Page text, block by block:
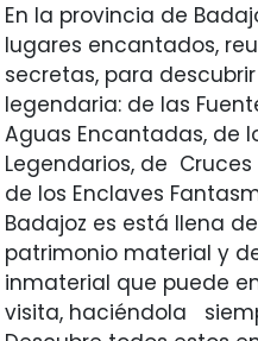
En la provincia de
lugares encantados,
secretas, para
legendaria: de las
Aguas Encantadas, de
Legendarios, de
de los Enclaves
Badajoz es está llena
patrimonio material y
inmaterial que puede
visita, haciéndola